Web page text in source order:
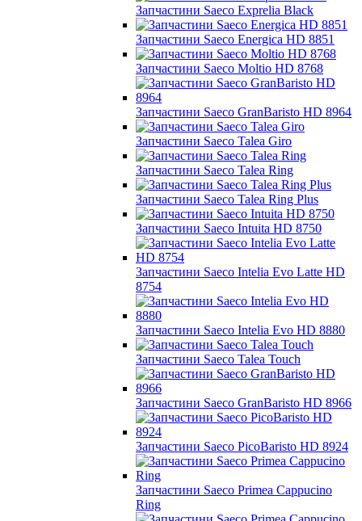
Запчастини Saeco Exprelia Black
Запчастини Saeco Energica HD 8851
Запчастини Saeco Moltio HD 8768
Запчастини Saeco GranBaristo HD 8964
Запчастини Saeco Talea Giro
Запчастини Saeco Talea Ring
Запчастини Saeco Talea Ring Plus
Запчастини Saeco Intuita HD 8750
Запчастини Saeco Intelia Evo Latte HD
8754
Запчастини Saeco Intelia Evo HD 8880
Запчастини Saeco Talea Touch
Запчастини Saeco GranBaristo HD 8966
Запчастини Saeco PicoBaristo HD 8924
Запчастини Saeco Primea Cappucino
Ring